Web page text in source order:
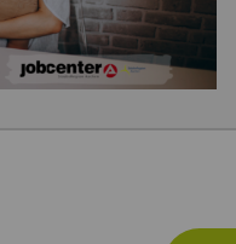
Informationen